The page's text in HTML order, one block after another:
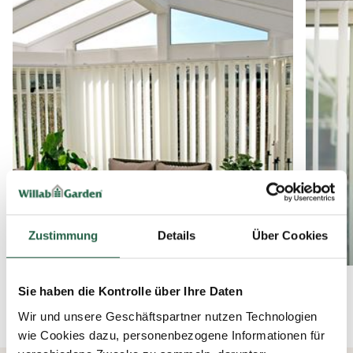
Zustimmung Details Über Cookies
Sie haben die Kontrolle über Ihre Daten
Wir und unsere Geschäftspartner nutzen Technologien
wie Cookies dazu, personenbezogene Informationen für
Wenn unsere Standardbreiten der
Lamellenschiene nicht passen, kann diese auch gekürzt
werden. Das ist zwar ein wenig mehr Arbeit, Sie finden
aber eine detaillierte Beschreibung, wie Sie die
Lamellenvorhänge auf Ihre gewünschte Länge
zuschneiden.